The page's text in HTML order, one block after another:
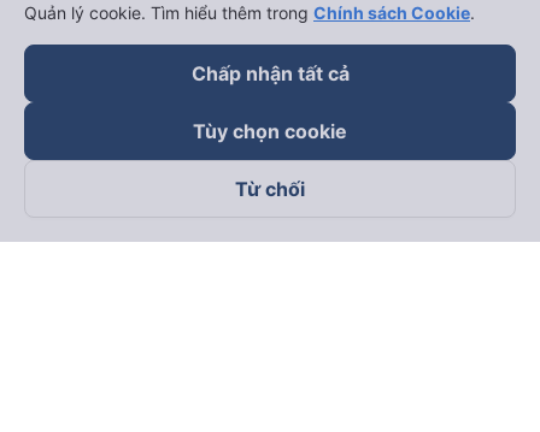
Quản lý cookie. Tìm hiểu thêm trong Chính sách Cookie.
Chấp nhận tất cả
Tùy chọn cookie
Từ chối